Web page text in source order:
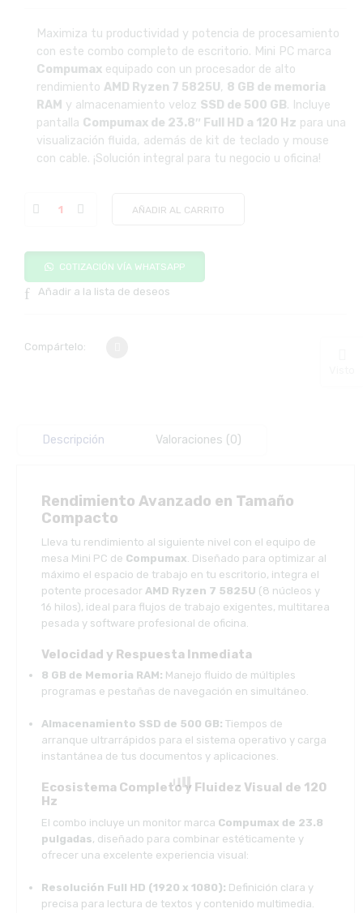
Maximiza tu productividad y potencia de procesamiento
con este combo completo de escritorio. Mini PC marca
Compumax equipado con un procesador de alto
rendimientoAMD Ryzen 7 5825U, 8 GB de memoria
RAM y almacenamiento veloz SSD de 500 GB. Incluye
pantalla Compumax de 23.8″ Full HD a 120 Hz para una
visualización fluida, además de kit de teclado y mouse
con cable. ¡Solución integral para tu negocio u oficina!
AÑADIR AL CARRITO
COTIZACIÓN VÍA WHATSAPP
Añadir a la lista de deseos
Compártelo:
Descripción Valoraciones (0)
Rendimiento Avanzado en Tamaño
Compacto
Lleva tu rendimiento al siguiente nivel con el equipo de
mesa Mini PC de Compumax . Diseñado para optimizar al
máximo el espacio de trabajo en tu escritorio, integra el
potente procesador AMD Ryzen 7 5825U (8 núcleos y
16 hilos), ideal para flujos de trabajo exigentes, multitarea
pesada y software profesional de oficina.
Velocidad y Respuesta Inmediata
8 GB de Memoria RAM: Manejo fluido de múltiples
programas e pestañas de navegación en simultáneo.
Almacenamiento SSD de 500 GB: Tiempos de
arranque ultrarrápidos para el sistema operativo y carga
instantánea de tus documentos y aplicaciones.
Ecosistema Completo y Fluidez Visual de 120
Hz
El combo incluye un monitor marca Compumax de 23.8
pulgadas, diseñado para combinar estéticamente y
ofrecer una excelente experiencia visual:
Resolución Full HD (1920 x 1080): Definición clara y
precisa para lectura de textos y contenido multimedia.